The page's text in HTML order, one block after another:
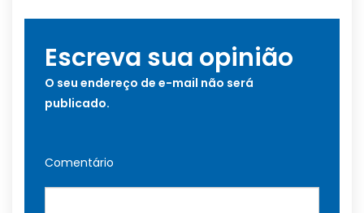
Escreva sua opinião
O seu endereço de e-mail não será
publicado.
Comentário